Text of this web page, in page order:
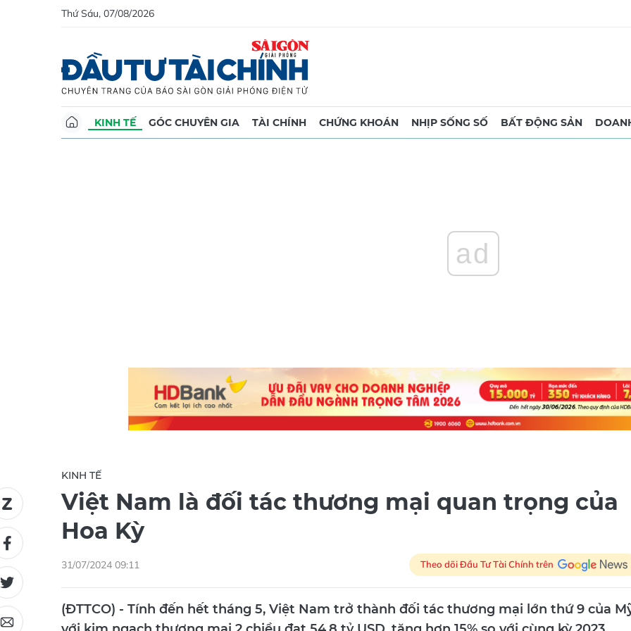
Thứ Sáu, 07/08/2026
KINH TẾ GÓC CHUYÊN GIA TÀI CHÍNH CHỨNG KHOÁN NHỊP SỐNG SỐ BẤT ĐỘNG SẢN
ad
KINH TẾ
Việt Nam là đối tác thương mại quan trọng của
Hoa Kỳ
31/07/2024 09:11 Theo dõi Đầu Tư Tài Chính trên
(ĐTTCO) - Tính đến hết tháng 5, Việt Nam trở thành đối tác thương mại lớn thứ 9 của